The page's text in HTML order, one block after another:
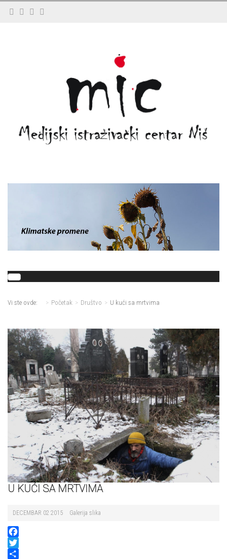
Vi ste ovde: Početak Društvo U kući sa mrtvima
U KUĆI SA MRTVIMA
DECEMBAR 02 2015 Galerija slika
Facebook
Twitter